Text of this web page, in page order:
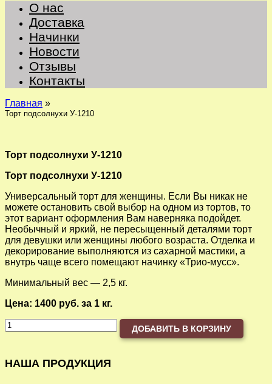
О нас
Доставка
Начинки
Новости
Отзывы
Контакты
Главная »
Торт подсолнухи У-1210
Торт подсолнухи У-1210
Торт подсолнухи У-1210
Универсальный торт для женщины. Если Вы никак не
можете остановить свой выбор на одном из тортов, то
этот вариант оформления Вам наверняка подойдет.
Необычный и яркий, не пересыщенный деталями торт
для девушки или женщины любого возраста. Отделка и
декорирование выполняются из сахарной мастики, а
внутрь чаще всего помещают начинку «Трио-мусс».
Минимальный вес — 2,5 кг.
Цена: 1400 руб. за 1 кг.
ДОБАВИТЬ В КОРЗИНУ
НАША ПРОДУКЦИЯ